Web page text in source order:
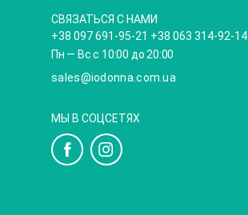
СВЯЗАТЬСЯ С НАМИ
+38 097 691-95-21 +38 063 314-92-14
Пн — Вс с 10:00 до 20:00
sales@iodonna.com.ua
МЫ В СОЦСЕТЯХ